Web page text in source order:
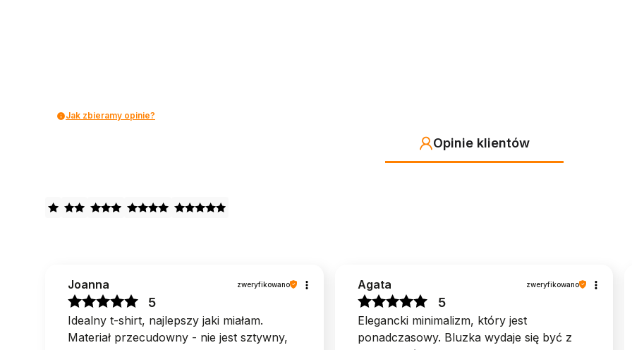
Jak zbieramy opinie?
Opinie klientów
Joanna zweryfikowano
5
Idealny t-shirt, najlepszy jaki miałam.
Materiał przecudowny - nie jest sztywny,
Agata zweryfikowano
5
Elegancki minimalizm, który jest
ponadczasowy. Bluzka wydaje się być z